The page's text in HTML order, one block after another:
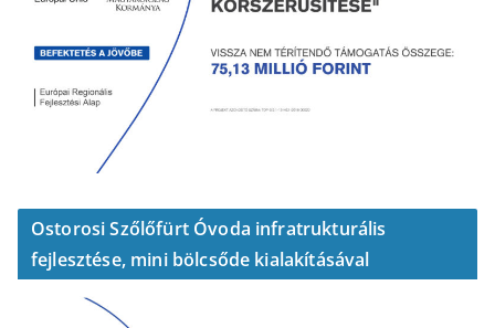
Ostorosi Szőlőfürt Óvoda infratrukturális
fejlesztése, mini bölcsőde kialakításával